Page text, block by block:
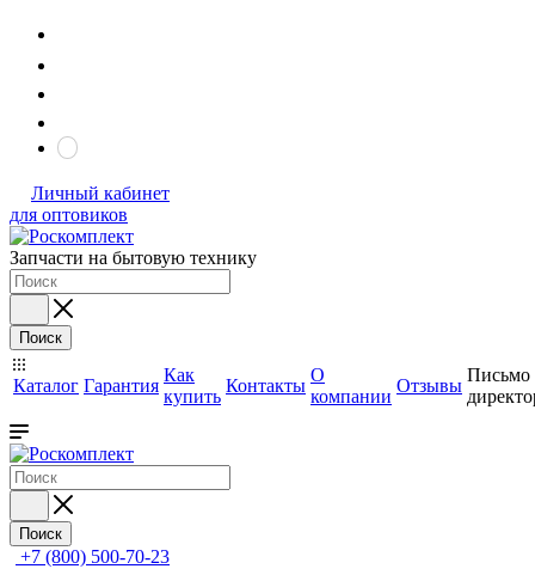
Личный кабинет
для оптовиков
Запчасти на бытовую технику
Поиск
Каталог Гарантия
Как
купить
Контакты
О
компании
Отзывы
Письмо
Поиск
+7 (800) 500-70-23